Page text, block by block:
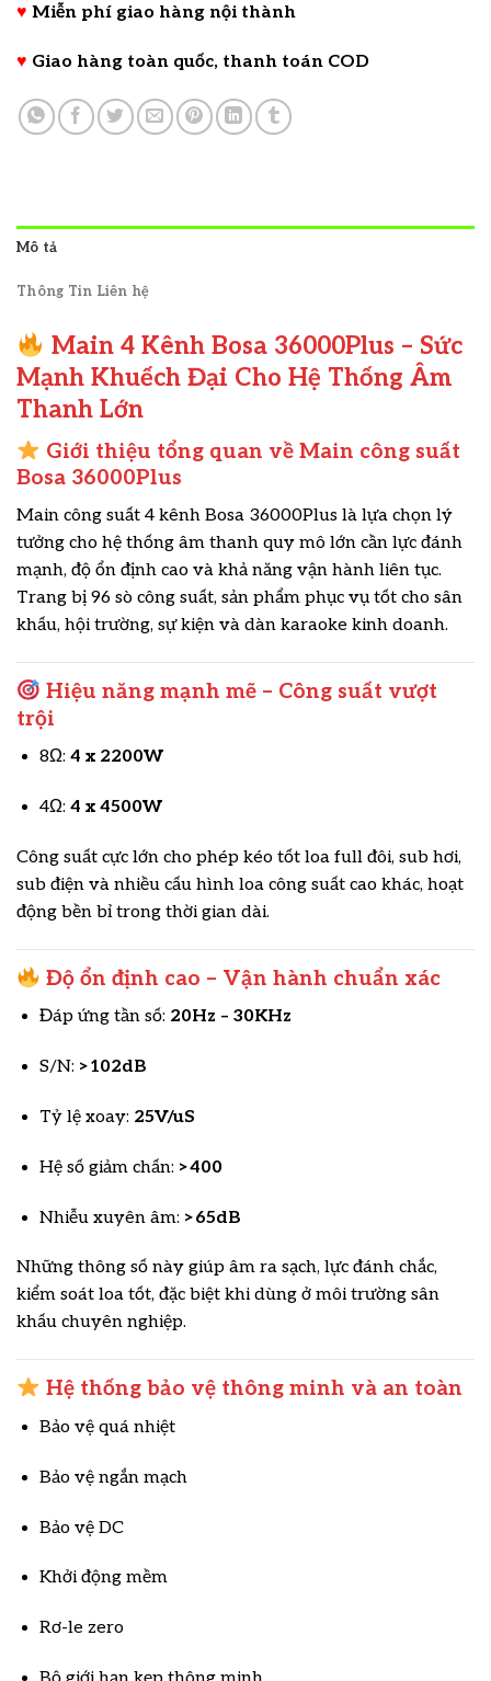
♥ Miễn phí giao hàng nội thành
♥ Giao hàng toàn quốc, thanh toán COD
Mô tả
Thông Tin Liên hệ
Main 4 Kênh Bosa 36000Plus – Sức
Mạnh Khuếch Đại Cho Hệ Thống Âm
Thanh Lớn
Giới thiệu tổng quan về Main công suất
Bosa 36000Plus
Main công suất 4 kênh Bosa 36000Plus là lựa chọn lý
tưởng cho hệ thống âm thanh quy mô lớn cần lực đánh
mạnh, độ ổn định cao và khả năng vận hành liên tục.
Trang bị 96 sò công suất, sản phẩm phục vụ tốt cho sân
khấu, hội trường, sự kiện và dàn karaoke kinh doanh.
Hiệu năng mạnh mẽ – Công suất vượt
trội
8Ω: 4 x 2200W
4Ω: 4 x 4500W
Công suất cực lớn cho phép kéo tốt loa full đôi, sub hơi,
sub điện và nhiều cấu hình loa công suất cao khác, hoạt
động bền bỉ trong thời gian dài.
Độ ổn định cao – Vận hành chuẩn xác
Đáp ứng tần số: 20Hz – 30KHz
S/N: >102dB
Tỷ lệ xoay: 25V/uS
Hệ số giảm chấn: >400
Nhiễu xuyên âm: >65dB
Những thông số này giúp âm ra sạch, lực đánh chắc,
kiểm soát loa tốt, đặc biệt khi dùng ở môi trường sân
khấu chuyên nghiệp.
Hệ thống bảo vệ thông minh và an toàn
Bảo vệ quá nhiệt
Bảo vệ ngắn mạch
Bảo vệ DC
Khởi động mềm
Rơ-le zero